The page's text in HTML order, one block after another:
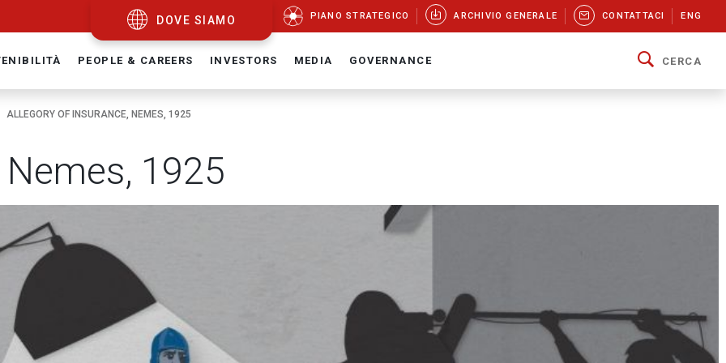
DOVE SIAMO PIANO STRATEGICO ARCHIVIO GENERALE CONTATTACI ENG
PEOPLE & CAREERS INVESTORS MEDIA GOVERNANCE CERCA
ALLEGORY OF INSURANCE, NEMES, 1925
1925